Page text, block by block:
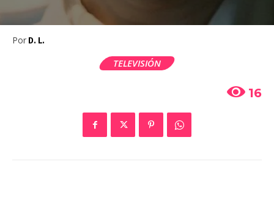
Por D. L.
TELEVISIÓN
16